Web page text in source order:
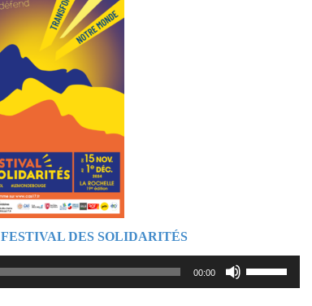
FESTIVAL DES SOLIDARITÉS
00:00
les